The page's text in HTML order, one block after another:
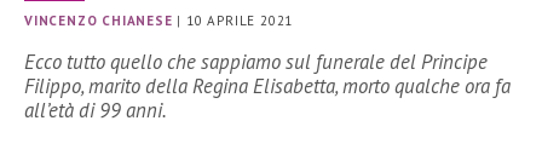
VINCENZO CHIANESE | 10 APRILE 2021
Ecco tutto quello che sappiamo sul funerale del Principe
Filippo, marito della Regina Elisabetta, morto qualche ora fa
all’età di 99 anni.